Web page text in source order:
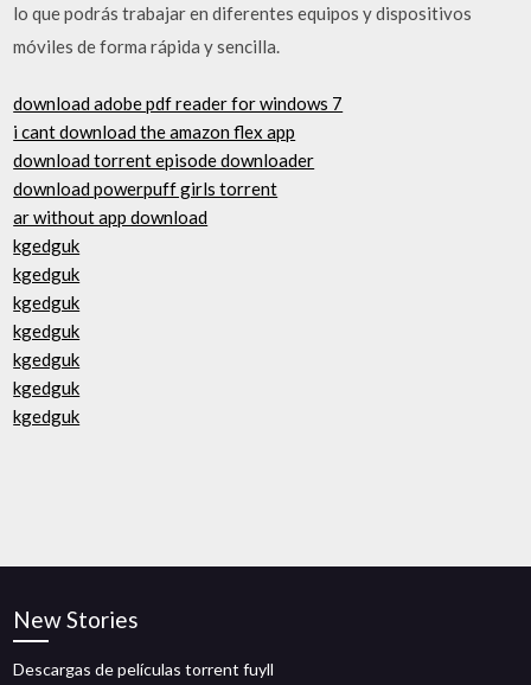
lo que podrás trabajar en diferentes equipos y dispositivos
móviles de forma rápida y sencilla.
download adobe pdf reader for windows 7
i cant download the amazon flex app
download torrent episode downloader
download powerpuff girls torrent
ar without app download
kgedguk
kgedguk
kgedguk
kgedguk
kgedguk
kgedguk
kgedguk
New Stories
Descargas de películas torrent fuyll